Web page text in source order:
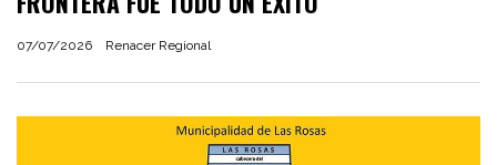
Renacer Regional
07/07/2026